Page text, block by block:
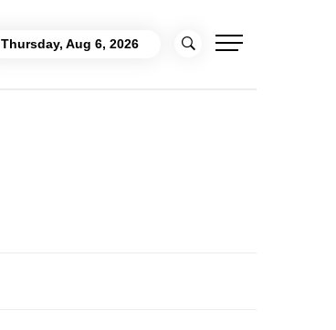
Thursday, Aug 6, 2026